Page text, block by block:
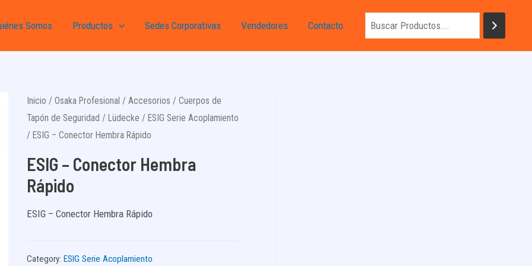
Somos Productos Sedes Corporativas Vendedores Contacto
Inicio / Osaka Profesional / Accesorios / Cuerpos de
Tapón de Seguridad / Lüdecke / ESIG Serie Acoplamiento
/ ESIG – Conector Hembra Rápido
ESIG – Conector Hembra
Rápido
ESIG – Conector Hembra Rápido
Category: ESIG Serie Acoplamiento